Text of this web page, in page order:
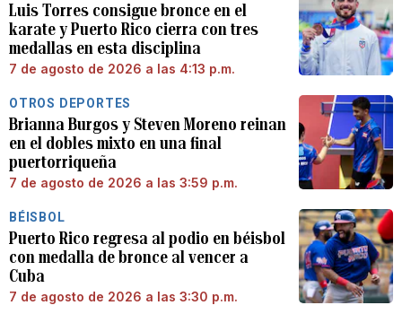
Luis Torres consigue bronce en el
karate y Puerto Rico cierra con tres
medallas en esta disciplina
7 de agosto de 2026 a las 4:13 p.m.
OTROS DEPORTES
Brianna Burgos y Steven Moreno reinan
en el dobles mixto en una final
puertorriqueña
7 de agosto de 2026 a las 3:59 p.m.
BÉISBOL
Puerto Rico regresa al podio en béisbol
con medalla de bronce al vencer a
Cuba
7 de agosto de 2026 a las 3:30 p.m.